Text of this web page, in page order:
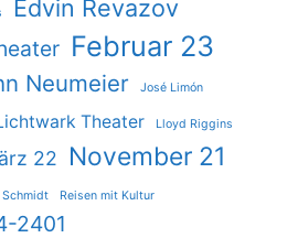
Edvin Revazov
Februar 23
Neumeier José Limón
Theater Lloyd Riggins
22 November 21
Schmidt Reisen mit Kultur
2401